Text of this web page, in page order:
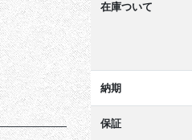
在庫ついて
納期
保証